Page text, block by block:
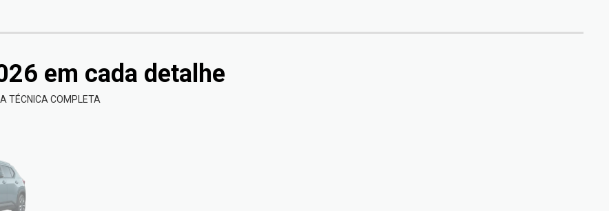
em cada detalhe
TÉCNICA COMPLETA